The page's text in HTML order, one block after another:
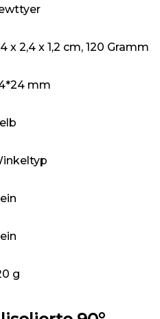
x 2,4 x 1,2 cm, 120 Gramm
mm
g